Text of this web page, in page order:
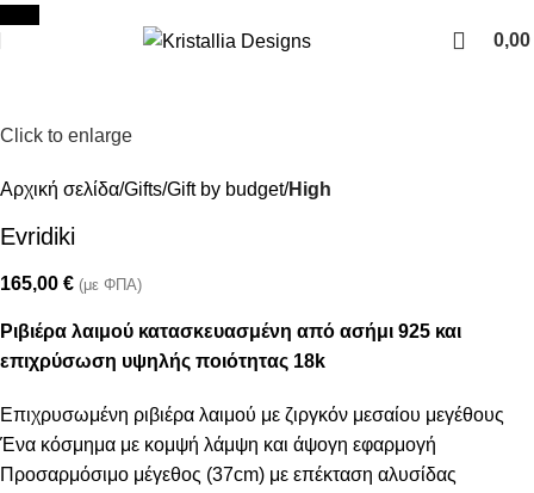
0,00
Click to enlarge
Αρχική σελίδα Gifts Gift by budget High
Evridiki
165,00 € (με ΦΠΑ)
Ριβιέρα λαιμού κατασκευασμένη από ασήμι 925 και
επιχρύσωση υψηλής ποιότητας 18k
Επιχρυσωμένη ριβιέρα λαιμού με ζιργκόν μεσαίου μεγέθους
Ένα κόσμημα με κομψή λάμψη και άψογη εφαρμογή
Προσαρμόσιμο μέγεθος (37cm) με επέκταση αλυσίδας